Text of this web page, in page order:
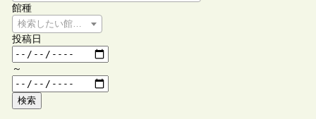
館種
検索したい館種を選択してください
投稿日
～
検索